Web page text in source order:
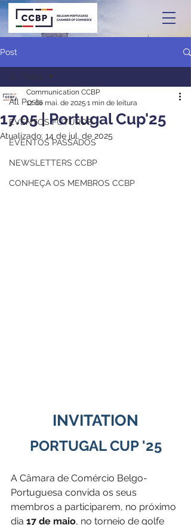
Post
All Posts
EVENTOS FUTUROS
EVENTOS PASSADOS
NEWSLETTERS CCBP
CONHEÇA OS MEMBROS CCBP
All Posts
17.05 | Portugal Cup'25
Communication CCBP
12 de mai. de 2025 1 min de leitura
Atualizado: 14 de jul. de 2025
INVITATION
PORTUGAL CUP '25
A Câmara de Comércio Belgo-
Portuguesa convida os seus
membros a participarem, no próximo
dia 17 de maio, no torneio de golfe